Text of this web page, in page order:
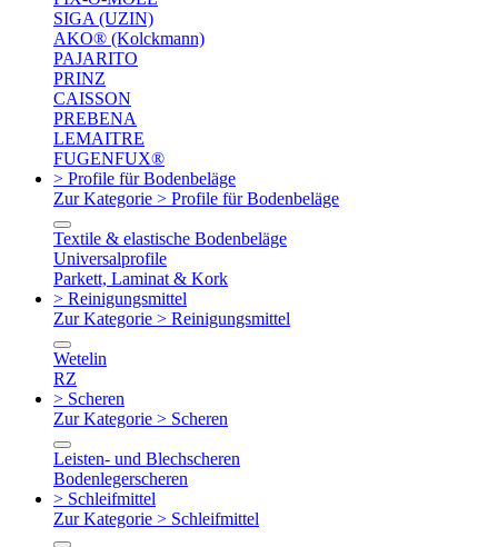
SIGA (UZIN)
AKO® (Kolckmann)
PAJARITO
PRINZ
CAISSON
PREBENA
LEMAITRE
FUGENFUX®
> Profile für Bodenbeläge
Zur Kategorie > Profile für Bodenbeläge
Textile & elastische Bodenbeläge
Universalprofile
Parkett, Laminat & Kork
> Reinigungsmittel
Zur Kategorie > Reinigungsmittel
Wetelin
RZ
> Scheren
Zur Kategorie > Scheren
Leisten- und Blechscheren
Bodenlegerscheren
> Schleifmittel
Zur Kategorie > Schleifmittel